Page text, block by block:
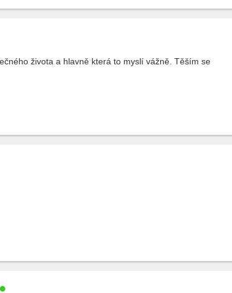
života a hlavně která to myslí vážně. Těším se